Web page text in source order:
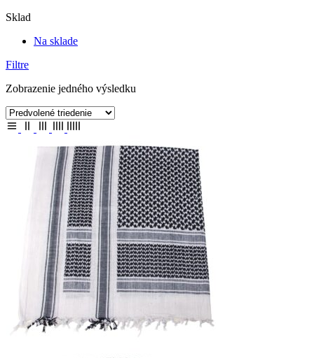
Sklad
Na sklade
Filtre
Zobrazenie jedného výsledku